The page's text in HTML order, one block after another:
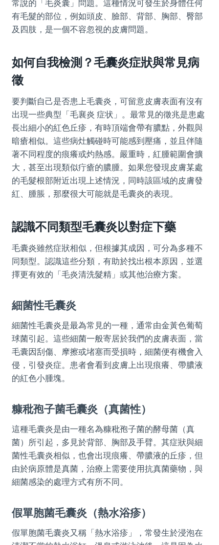
常說的「毛炎囊」問題。這種情況可發生於身體任何
有毛髮的部位，例如頭皮、臉部、背部、胸部、臀部
及四肢，是一個不容忽視的皮膚問題。
如何自我檢測？毛囊炎症狀與常見病
徵
要判斷自己是否患上毛囊炎，可留意皮膚表面有沒有
出現一些典型「毛襄炎 症状」。最常見的徵兆是患處
長出細小的紅色丘疹，有時頂端會帶有膿點，外觀與
暗瘡相似。這些病灶觸碰時可能感到壓痛，並且伴隨
著不同程度的痕癢或灼熱感。嚴重時，紅腫範圍會擴
大，甚至出現類似疔瘡的膿腫。如果您發現皮膚某處
的毛髮根部附近出現上述情況，同時該區域的皮膚發
紅、腫脹，那麼很大可能就是毛囊炎的表現。
認識不同類型毛囊炎以對症下藥
毛囊炎雖然症狀相似，但根據其成因，可分為多種不
同類型。認識這些分類，有助於找出根本原因，並選
擇更有效的「毛炎清洗髮精」或其他治療方案。
細菌性毛囊炎
細菌性毛囊炎是最為常見的一種，通常由金黃色葡萄
球菌引起。這些細菌一般寄居於我們的皮膚表面，當
毛囊因刮傷、摩擦或堵塞而受損時，細菌便有機會入
侵，引發炎症。患者會看到皮膚上出現痕癢、帶膿液
的紅色小腫塊。
糠秕孢子菌毛囊炎（真菌性）
這種毛囊炎是由一種名為糠秕孢子菌的酵母菌（真
菌）所引起，多見於背部、胸部及手臂。其症狀與細
菌性毛囊炎相似，也會出現痕癢、帶膿液的丘疹，但
由於病原體是真菌，治療上需要使用抗真菌藥物，與
細菌感染的處理方式有所不同。
假單胞菌毛囊炎（熱水浴疹）
假單胞菌毛囊炎又稱「熱水浴疹」，常發生於浸泡在